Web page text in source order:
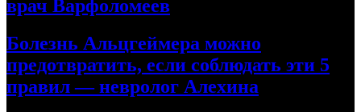
врач Варфоломеев
Болезнь Альцгеймера можно
предотвратить, если соблюдать эти 5
правил — невролог Алехина